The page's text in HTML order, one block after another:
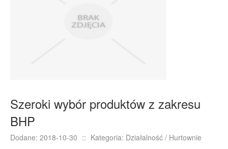
Dla Dzieci
Odzież
Sport
Elektronika, RTV, AGD
Szeroki wybór produktów z zakresu
BHP
Dodane: 2018-10-30 :: Kategoria: Działalność / Hurtownie